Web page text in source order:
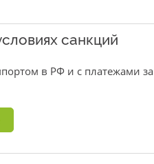
санкций
в РФ и с платежами за